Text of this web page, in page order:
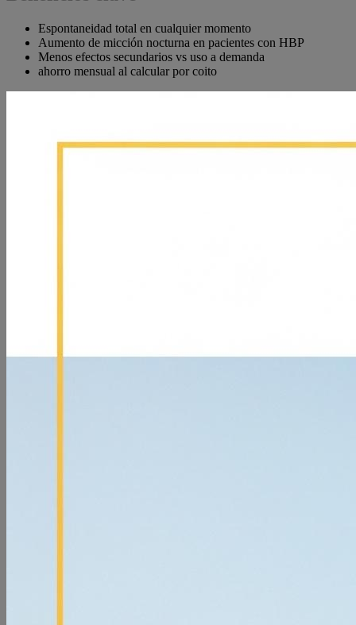
Espontaneidad total en cualquier momento
Aumento de micción nocturna en pacientes con HBP
Menos efectos secundarios vs uso a demanda
ahorro mensual al calcular por coito